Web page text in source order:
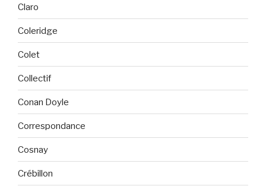
Claro
Coleridge
Colet
Collectif
Conan Doyle
Correspondance
Cosnay
Crébillon